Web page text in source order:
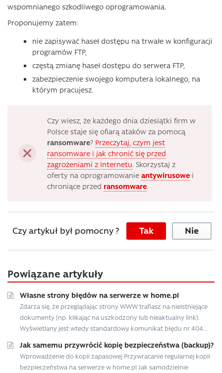
wspomnianego szkodliwego oprogramowania.
Proponujemy zatem:
nie zapisywać haseł dostępu na trwałe w konfiguracji
programów FTP,
częstą zmianę haseł dostępu do serwera FTP,
zabezpieczenie swojego komputera lokalnego, na
którym pracujesz.
Czy wiesz, że każdego dnia dziesiątki firm w
Polsce staje się ofiarą ataków za pomocą
ransomware? Przeczytaj, czym jest
ransomware i jak chronić się przed
zagrożeniami z Internetu. Skorzystaj z
oferty na oprogramowanie antywirusowe i
chroniące przed ransomware.
Czy artykuł był pomocny ? Tak Nie
Powiązane artykuły
Własne strony błędów na serwerze w home.pl
Zdarza się, że przeglądając strony WWW trafiasz na nieistniejące
dokumenty (np. klikając na uszkodzony lub nieaktualny link).
Wyświetlany jest wtedy standardowy komunikat błędu nr 404...
Jak samemu przywrócić kopię bezpieczeństwa (backup)?
Wprowadzenie do kopii zapasowej Przywracanie regularnej kopii
bezpieczeństwa na serwerze w home.pl Jak samodzielnie